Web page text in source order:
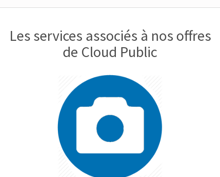
Les services associés à nos offres
de Cloud Public